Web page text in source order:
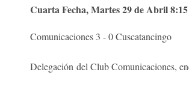
Cuarta Fecha, Martes 29 de Abril
Comunicaciones 3 - 0 Cuscatancingo
Delegación del Club Comunicaciones,